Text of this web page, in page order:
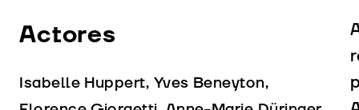
Actores
Isabelle Huppert, Yves Beneyton,